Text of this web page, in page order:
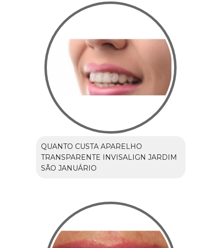
QUANTO CUSTA APARELHO
TRANSPARENTE INVISALIGN JARDIM
SÃO JANUÁRIO